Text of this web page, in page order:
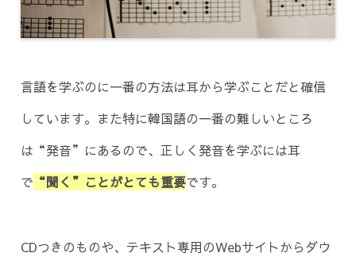
言語を学ぶのに一番の方法は耳から学ぶことだと確信
しています。また特に韓国語の一番の難しいところ
は“発音”にあるので、正しく発音を学ぶには耳
で “聞く”ことがとても重要です。
CDつきのものや、テキスト専用のWebサイトからダウ